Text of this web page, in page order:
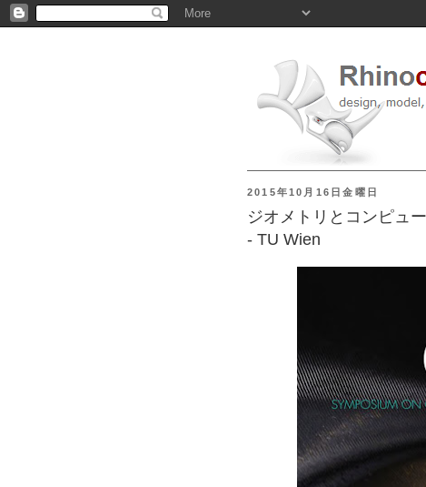
2015年10月16日金曜日
ジオメトリとコンピュ
- TU Wien